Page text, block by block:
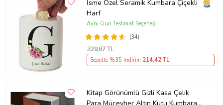
İsme Özel Seramik Kumbara Çiçekli
Harf
(34)
Aynı Gün Teslimat Seçeneği
329,87 TL
Sepette %35 İndirim 214,42 TL
Kitap Görünümlü Gizli Kasa Çelik